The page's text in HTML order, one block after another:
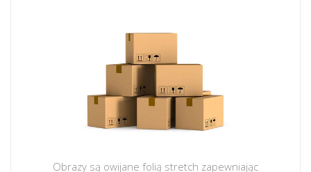
Obrazy są owijane folią stretch zapewniając